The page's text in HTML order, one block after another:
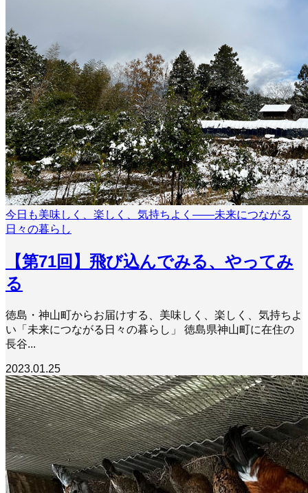
今日も美味しく、楽しく、気持ちよく――未来につながる
日々の暮らし
【第71回】飛び込んでみる、やってみ
る
徳島・神山町からお届けする、美味しく、楽しく、気持ちよ
い「未来につながる日々の暮らし」 徳島県神山町に在住の
長谷...
2023.01.25